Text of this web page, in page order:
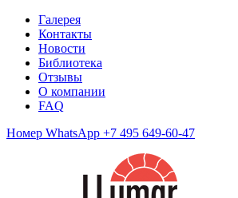
Галерея
Контакты
Новости
Библиотека
Отзывы
О компании
FAQ
Номер WhatsApp +7 495 649-60-47